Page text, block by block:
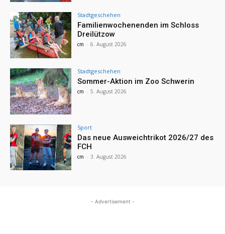
Stadtgeschehen
Familienwochenenden im Schloss
Dreilützow
cm - 6. August 2026
Stadtgeschehen
Sommer-Aktion im Zoo Schwerin
cm - 5. August 2026
Sport
Das neue Ausweichtrikot 2026/27 des
FCH
cm - 3. August 2026
- Advertisement -